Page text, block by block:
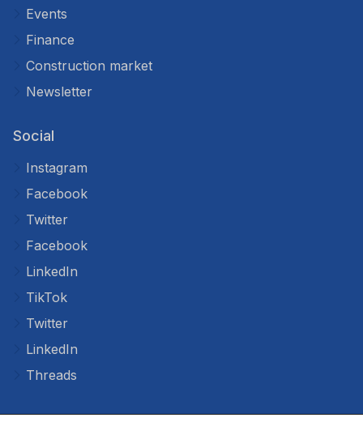
Events
Finance
Construction market
Newsletter
Social
Instagram
Facebook
Twitter
Facebook
LinkedIn
TikTok
Twitter
LinkedIn
Threads